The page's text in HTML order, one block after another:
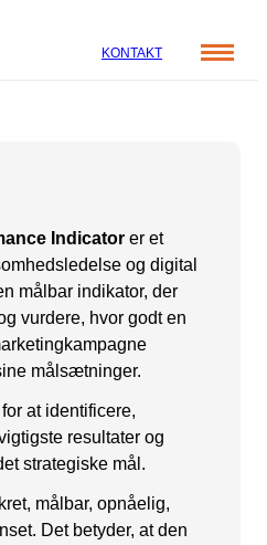
KONTAKT
SYNLIGHED
Indicator er et
og digital
målbar indikator, der
vurdere, hvor godt en
målsætninger.
at identificere,
resultater og
strategiske mål.
målbar, opnåelig,
Det betyder, at den